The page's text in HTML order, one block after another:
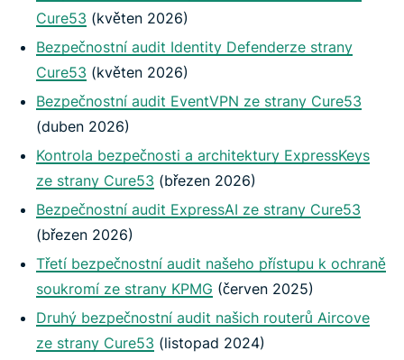
Cure53 (květen 2026)
Bezpečnostní audit Identity Defenderze strany
Cure53 (květen 2026)
Bezpečnostní audit EventVPN ze strany Cure53
(duben 2026)
Kontrola bezpečnosti a architektury ExpressKeys
ze strany Cure53 (březen 2026)
Bezpečnostní audit ExpressAI ze strany Cure53
(březen 2026)
Třetí bezpečnostní audit našeho přístupu k ochraně
soukromí ze strany KPMG (červen 2025)
Druhý bezpečnostní audit našich routerů Aircove
ze strany Cure53 (listopad 2024)